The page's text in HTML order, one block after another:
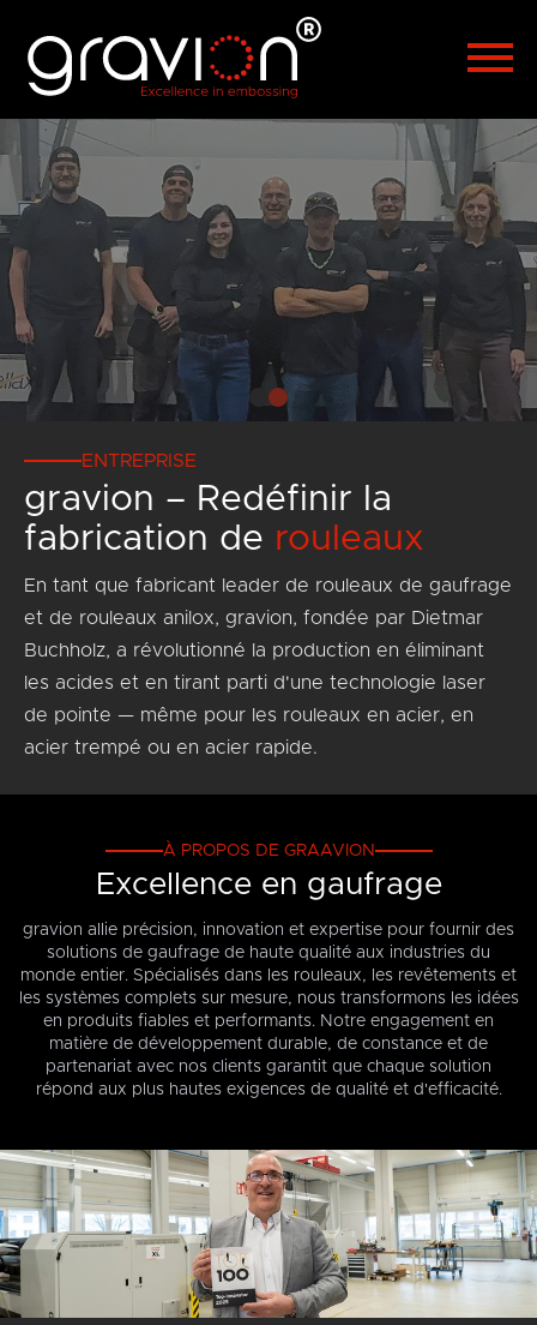
Hrvatski
العربية 漢語
ENTREPRISE
gravion – Redéfinir la
fabrication de rouleaux
En tant que fabricant leader de rouleaux de gaufrage
et de rouleaux anilox, gravion, fondée par Dietmar
Buchholz, a révolutionné la production en éliminant
les acides et en tirant parti d'une technologie laser
de pointe — même pour les rouleaux en acier, en
acier trempé ou en acier rapide.
À PROPOS DE GRAAVION
Excellence en gaufrage
gravion allie précision, innovation et expertise pour fournir des
solutions de gaufrage de haute qualité aux industries du
monde entier. Spécialisés dans les rouleaux, les revêtements et
les systèmes complets sur mesure, nous transformons les idées
en produits fiables et performants. Notre engagement en
matière de développement durable, de constance et de
partenariat avec nos clients garantit que chaque solution
répond aux plus hautes exigences de qualité et d'efficacité.